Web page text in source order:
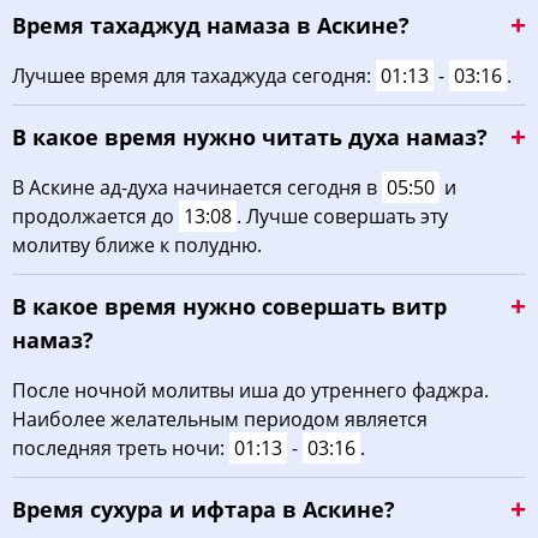
22, Сб 03:38 05:58
03:41 06:00 13:16 17:11 20:32 22:38
24, Пн 03:45 06:02 13:16 17:09 20:29 22:34
03:48 06:04 13:16 17:08 20:27
03:52 06:06 13:16
27, Чт 03:55 06:08 13:15 17:05 20:22 22:23
29, Сб 04:01 06:12 13:15 17:02 20:17
30, Вс 04:04 06:13 13:14 17:00 20:14 22:12
04:08 06:15 13:14
Время тахаджуд намаза в Аскине?
Лучшее время для тахаджуда сегодня: 01:13 - 03:16 .
В какое время нужно читать духа намаз?
В Аскине ад-духа начинается сегодня в 05:50 и
продолжается до 13:08 . Лучше совершать эту
молитву ближе к полудню.
В какое время нужно совершать витр
намаз?
После ночной молитвы иша до утреннего фаджра.
Наиболее желательным периодом является
последняя треть ночи: 01:13 - 03:16 .
Время сухура и ифтара в Аскине?